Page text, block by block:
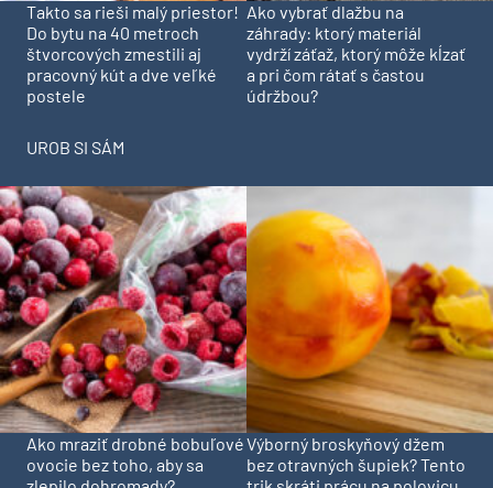
Takto sa rieši malý priestor!
Do bytu na 40 metroch
štvorcových zmestili aj
pracovný kút a dve veľké
postele
Ako vybrať dlažbu na
záhrady: ktorý materiál
vydrží záťaž, ktorý môže kĺzať
a pri čom rátať s častou
údržbou?
UROB SI SÁM
Ako mraziť drobné bobuľové
ovocie bez toho, aby sa
Výborný broskyňový džem
bez otravných šupiek? Tento